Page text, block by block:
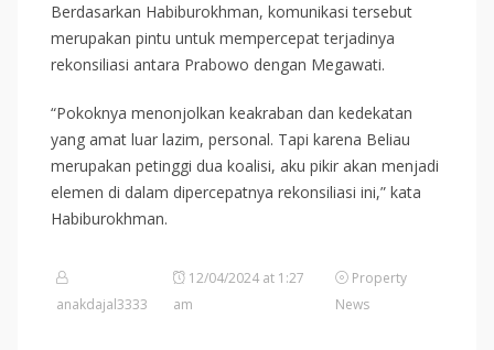
Berdasarkan Habiburokhman, komunikasi tersebut
merupakan pintu untuk mempercepat terjadinya
rekonsiliasi antara Prabowo dengan Megawati.
“Pokoknya menonjolkan keakraban dan kedekatan
yang amat luar lazim, personal. Tapi karena Beliau
merupakan petinggi dua koalisi, aku pikir akan menjadi
elemen di dalam dipercepatnya rekonsiliasi ini,” kata
Habiburokhman.
anakdajal3333
12/04/2024 at 1:27
am
Property
News